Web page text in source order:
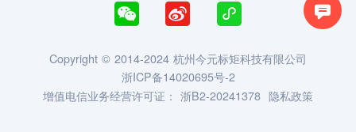

  
Copyright © 2014-2024 杭州今元标矩科技有限公司
浙ICP备14020695号-2
增值电信业务经营许可证： 浙B2-20241378 隐私政策